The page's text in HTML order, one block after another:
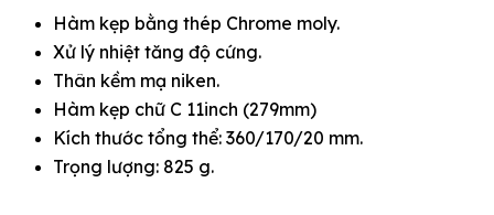
Hàm kẹp bằng thép Chrome moly.
Xử lý nhiệt tăng độ cứng.
Thân kềm mạ niken.
Hàm kẹp chữ C 11inch (279mm)
Kích thước tổng thể: 360/170/20 mm.
Trọng lượng: 825 g.